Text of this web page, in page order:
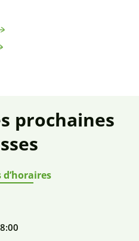
prochaines